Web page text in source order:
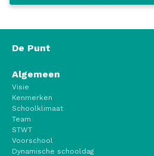
De Punt
Algemeen
Visie
Kenmerken
Schoolklimaat
Team
STWT
Voorschool
Dynamische schooldag